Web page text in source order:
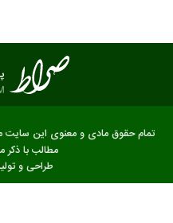
تمام حقوق مادی و معنوی این سایت
مطالب با ذکر
طراحی و